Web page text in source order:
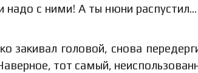
надо с ними! А ты нюни
закивал головой, снова
тот самый,